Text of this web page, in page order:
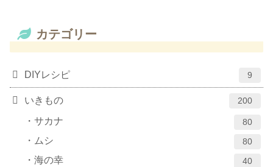
カテゴリー
DIYレシピ 9
いきもの 200
サカナ 80
ムシ 80
海の幸 40